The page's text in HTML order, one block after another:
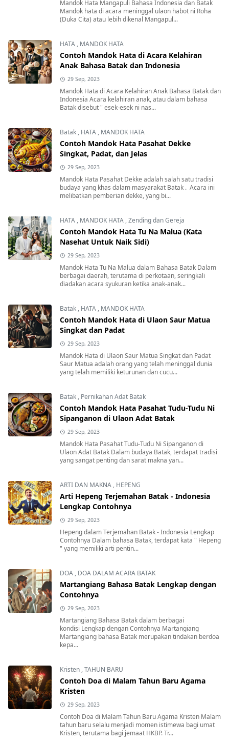
Mandok Hata Mangapuli Bahasa Indonesia dan Batak
Mandok hata di acara meninggal ulaon habot ni Roha
(Duka Cita) atau lebih dikenal Mangapul...
HATA , MANDOK HATA
Contoh Mandok Hata di Acara Kelahiran
Anak Bahasa Batak dan Indonesia
29 Sep, 2023
Mandok Hata di Acara Kelahiran Anak Bahasa Batak dan
Indonesia Acara kelahiran anak, atau dalam bahasa
Batak disebut " esek-esek ni nas...
Batak , HATA , MANDOK HATA
Contoh Mandok Hata Pasahat Dekke
Singkat, Padat, dan Jelas
29 Sep, 2023
Mandok Hata Pasahat Dekke adalah salah satu tradisi
budaya yang khas dalam masyarakat Batak . Acara ini
melibatkan pemberian dekke, yang bi...
HATA , MANDOK HATA ,Zending dan Gereja
Contoh Mandok Hata Tu Na Malua (Kata
Nasehat Untuk Naik Sidi)
29 Sep, 2023
Mandok Hata Tu Na Malua dalam Bahasa Batak Dalam
berbagai daerah, terutama di perkotaan, seringkali
diadakan acara syukuran ketika anak-anak...
Batak , HATA , MANDOK HATA
Contoh Mandok Hata di Ulaon Saur Matua
Singkat dan Padat
29 Sep, 2023
Mandok Hata di Ulaon Saur Matua Singkat dan Padat
Saur Matua adalah orang yang telah meninggal dunia
yang telah memiliki keturunan dan cucu...
Batak , Pernikahan Adat Batak
Contoh Mandok Hata Pasahat Tudu-Tudu Ni
Sipanganon di Ulaon Adat Batak
29 Sep, 2023
Mandok Hata Pasahat Tudu-Tudu Ni Sipanganon di
Ulaon Adat Batak Dalam budaya Batak, terdapat tradisi
yang sangat penting dan sarat makna yan...
ARTI DAN MAKNA , HEPENG
Arti Hepeng Terjemahan Batak - Indonesia
Lengkap Contohnya
29 Sep, 2023
Hepeng dalam Terjemahan Batak - Indonesia Lengkap
Contohnya Dalam bahasa Batak, terdapat kata " Hepeng
" yang memiliki arti pentin...
DOA , DOA DALAM ACARA BATAK
Martangiang Bahasa Batak Lengkap dengan
Contohnya
29 Sep, 2023
Martangiang Bahasa Batak dalam berbagai
kondisi Lengkap dengan Contohnya Martangiang
Martangiang bahasa Batak merupakan tindakan berdoa
kepa...
Kristen ,TAHUN BARU
Contoh Doa di Malam Tahun Baru Agama
Kristen
29 Sep, 2023
Contoh Doa di Malam Tahun Baru Agama Kristen Malam
tahun baru selalu menjadi momen istimewa bagi umat
Kristen, terutama bagi jemaat HKBP. Tr...